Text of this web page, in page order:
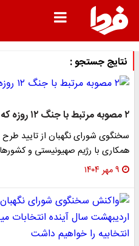
نتایج جستجو :
۲ مصوبه مرتبط با جنگ ۱۲ روزه که به قانون تبدیل شد
سخنگوی شورای نگهبان از تایید
همکاری با رژیم صهیونیستی و
۹ مهر ۱۴۰۴